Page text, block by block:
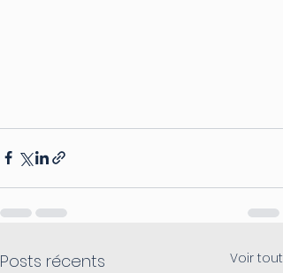
Posts récents Voir tout